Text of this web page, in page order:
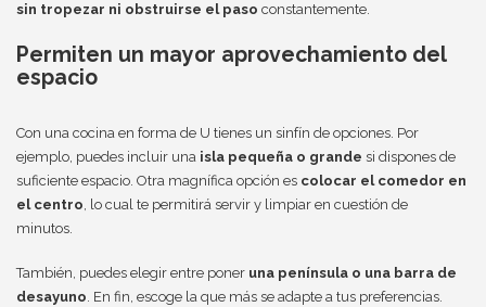
sin tropezar ni obstruirse el paso constantemente.
Permiten un mayor aprovechamiento del
espacio
Con una cocina en forma de U tienes un sinfín de opciones. Por
ejemplo, puedes incluir una isla pequeña o grande si dispones de
suficiente espacio. Otra magnífica opción es colocar el comedor en
el centro , lo cual te permitirá servir y limpiar en cuestión de
minutos.
También, puedes elegir entre poner una península o una barra de
desayuno. En fin, escoge la que más se adapte a tus preferencias.